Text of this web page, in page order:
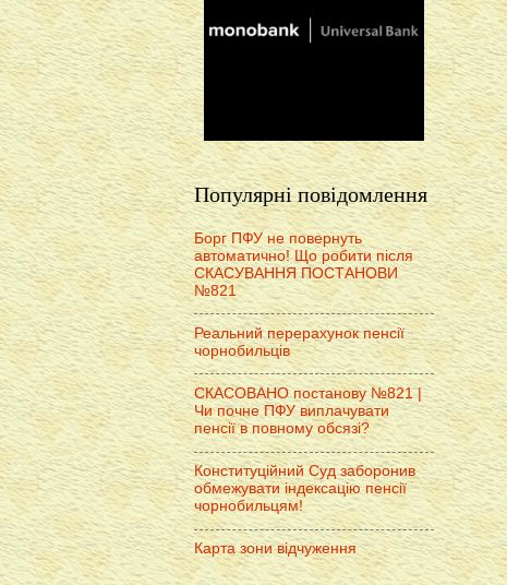
Популярні повідомлення
Борг ПФУ не повернуть
автоматично! Що робити після
СКАСУВАННЯ ПОСТАНОВИ
№821
Реальний перерахунок пенсії
чорнобильців
СКАСОВАНО постанову №821 |
Чи почне ПФУ виплачувати
пенсії в повному обсязі?
Конституційний Суд заборонив
обмежувати індексацію пенсії
чорнобильцям!
Карта зони відчуження